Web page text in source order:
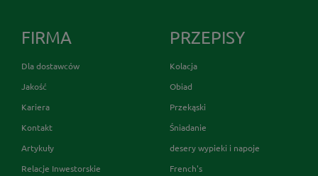
FIRMA
Dla dostawców
Jakość
Kariera
Kontakt
Artykuły
Relacje Inwestorskie
PRZEPISY
Kolacja
Obiad
Przekąski
Śniadanie
desery wypieki i napoje
French's